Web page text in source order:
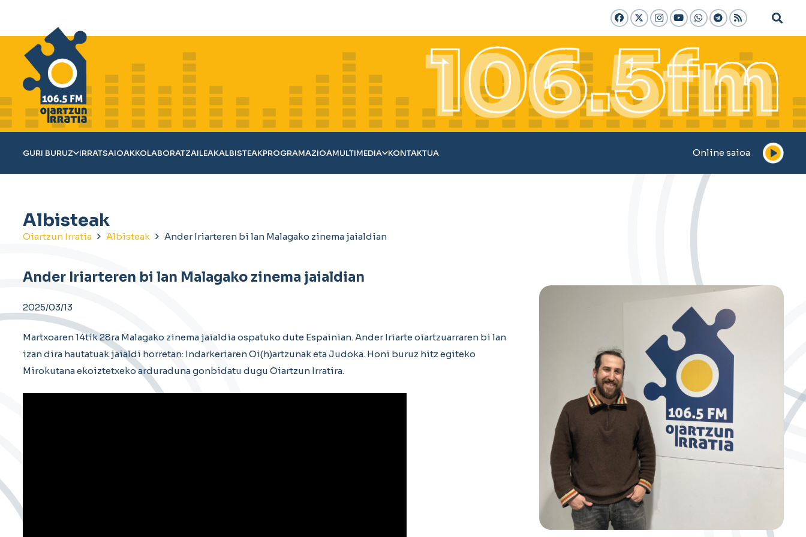
GURI BURUZ IRRATSAIOAKKOLABORATZAILEAKALBISTEAKPROGRAMAZIOAMULTIMEDIA KONTAKTUA Online saioa
Albisteak
Oiartzun Irratia Albisteak Ander Iriarteren bi lan Malagako zinema jaialdian
Ander Iriarteren bi lan Malagako zinema jaialdian
2025/03/13
Martxoaren 14tik 28ra Malagako zinema jaialdia ospatuko dute Espainian. Ander Iriarte oiartzuarraren bi lan
izan dira hautatuak jaialdi horretan: Indarkeriaren Oi(h)artzunak eta Judoka. Honi buruz hitz egiteko
Mirokutana ekoiztetxeko arduraduna gonbidatu dugu Oiartzun Irratira.